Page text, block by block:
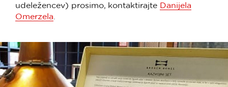
udeležencev) prosimo, kontaktirajte Danijela
Omerzela